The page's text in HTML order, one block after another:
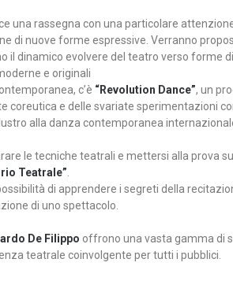
una rassegna con una particolare
di nuove forme espressive. Verranno
il dinamico evolvere del teatro verso forme di
e originali
c’è “Revolution Dance”, un
coreutica e delle svariate sperimentazioni
alla danza contemporanea
le tecniche teatrali e mettersi alla prova sul
Teatrale”
di apprendere i segreti della
di uno spettacolo.
De Filippo offrono una vasta gamma di
teatrale coinvolgente per tutti i pubblici.